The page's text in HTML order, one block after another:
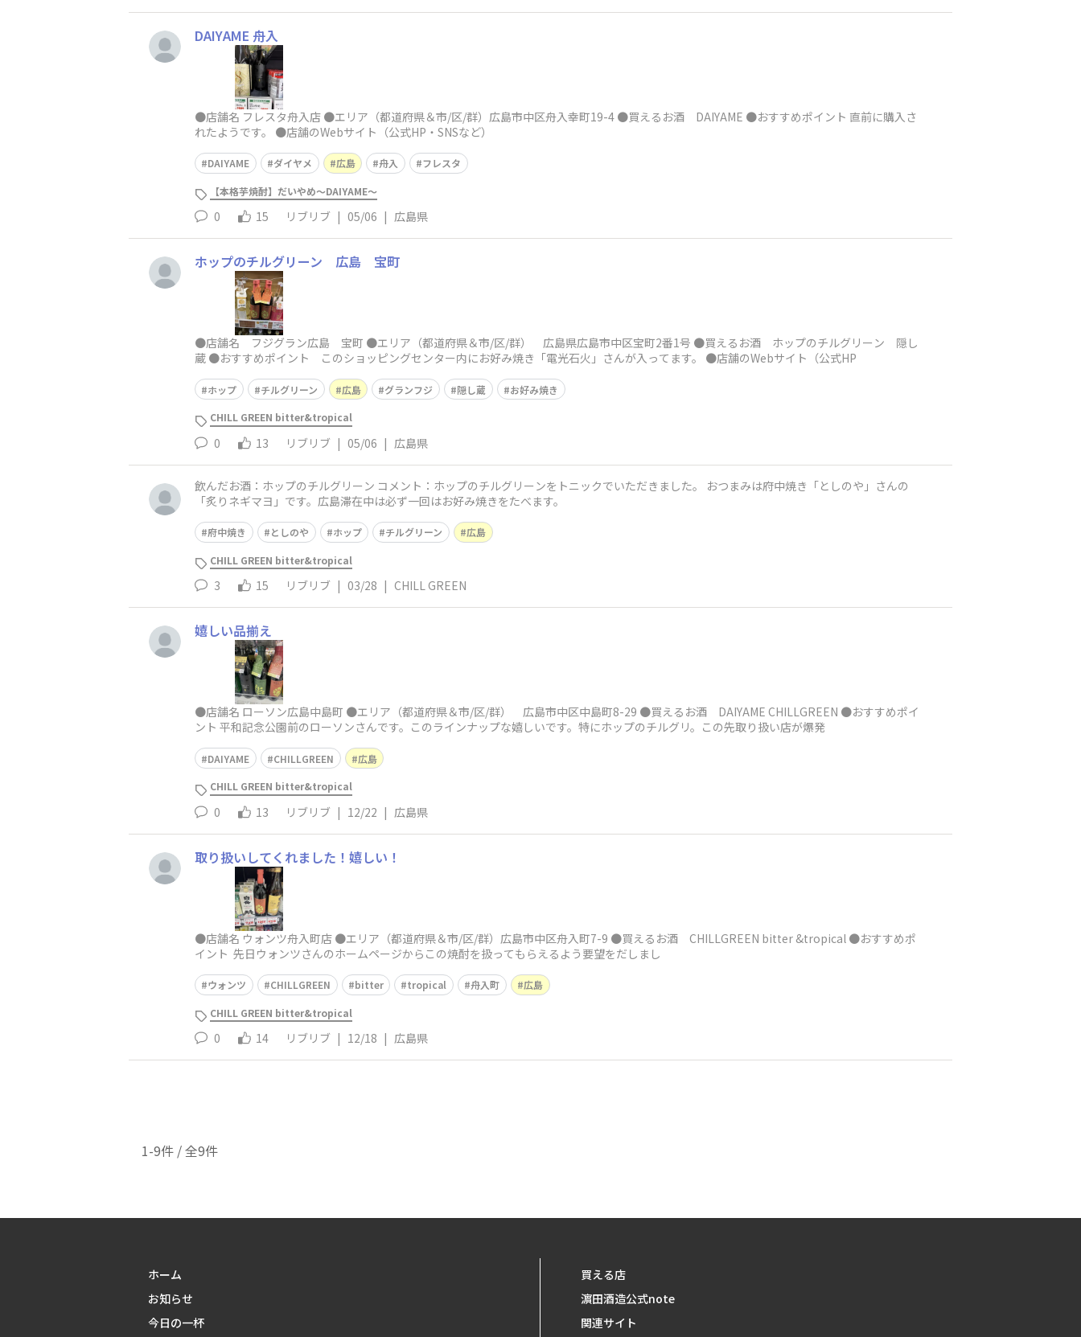
DAIYAME 舟入
●店舗名 フレスタ舟入店 ●エリア（都道府県＆市/区/群）広島市中区舟入幸町19-4 ●買えるお酒 DAIYAME ●おすすめポイント 直前に購入さ
れたようです。 ●店舗のWebサイト（公式HP・SNSなど）
DAIYAME ダイヤメ 広島 舟入 フレスタ
【本格芋焼酎】だいやめ～DAIYAME～
0 15 リブリブ | 05/06 | 広島県
ホップのチルグリーン 広島 宝町
●店舗名 フジグラン広島 宝町 ●エリア（都道府県＆市/区/群） 広島県広島市中区宝町2番1号 ●買えるお酒 ホップのチルグリーン 隠し
蔵 ●おすすめポイント このショッピングセンター内にお好み焼き「電光石火」さんが入ってます。 ●店舗のWebサイト（公式HP
ホップ チルグリーン 広島 グランフジ 隠し蔵 お好み焼き
CHILL GREEN bitter&tropical
0 13 リブリブ | 05/06 | 広島県
飲んだお酒：ホップのチルグリーン コメント：ホップのチルグリーンをトニックでいただきました。 おつまみは府中焼き「としのや」さんの
「炙りネギマヨ」です。広島滞在中は必ず一回はお好み焼きをたべます。
府中焼き としのや ホップ チルグリーン 広島
CHILL GREEN bitter&tropical
3 15 リブリブ | 03/28 | CHILL GREEN
嬉しい品揃え
●店舗名 ローソン広島中島町 ●エリア（都道府県＆市/区/群） 広島市中区中島町8-29 ●買えるお酒 DAIYAME CHILLGREEN ●おすすめポイ
ント 平和記念公園前のローソンさんです。このラインナップな嬉しいです。特にホップのチルグリ。この先取り扱い店が爆発
DAIYAME CHILLGREEN 広島
CHILL GREEN bitter&tropical
0 13 リブリブ | 12/22 | 広島県
取り扱いしてくれました！嬉しい！
●店舗名 ウォンツ舟入町店 ●エリア（都道府県＆市/区/群）広島市中区舟入町7-9 ●買えるお酒 CHILLGREEN bitter &tropical ●おすすめポ
イント 先日ウォンツさんのホームページからこの焼酎を扱ってもらえるよう要望をだしまし
ウォンツ CHILLGREEN bitter tropical 舟入町 広島
CHILL GREEN bitter&tropical
0 14 リブリブ | 12/18 | 広島県
1-9件 / 全9件
ホーム
お知らせ
今日の一杯
買える店
濵田酒造公式note
関連サイト